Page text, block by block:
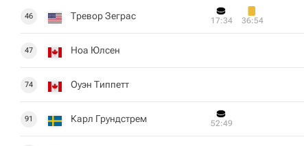
46 Тревор Зеграс 17:34 36:54
47 Ноа Юлсен
74 Оуэн Типпетт
91 Карл Грундстрем 52:49